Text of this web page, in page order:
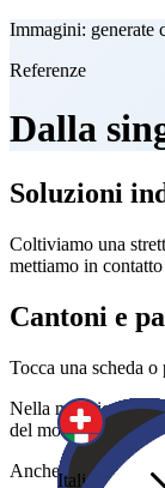
Immagini: generate
Referenze
Dalla
Soluzioni
Coltiviamo una
mettiamo in
Cantoni e
Tocca una scheda
Avvio del
Avvio del
Appenzell
Avvio del
Avvio del
Avvio del
Avvio del
Graubünden
Avvio del
Appenzell
Avvio
Avvio del
Italienische
Basel-
Avvio del
Fürstentum
Avvio
Impiego nelle
Nella maggior parte
del modello di
Anche dalla nostra